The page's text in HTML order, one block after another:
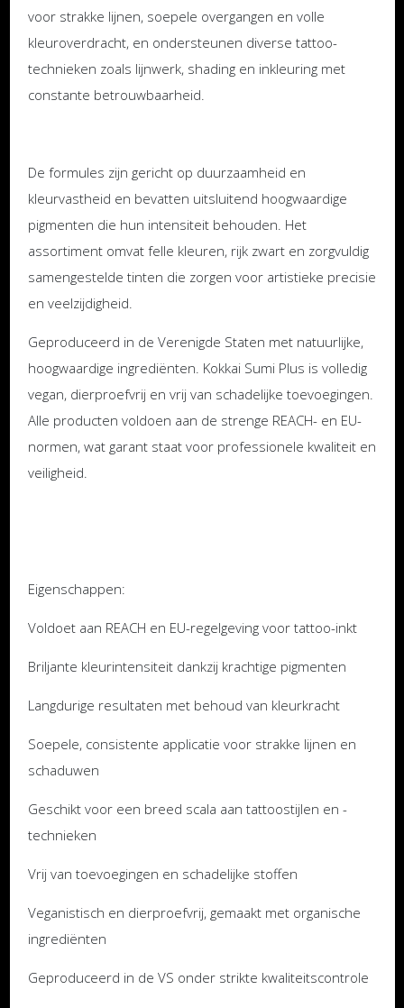
voor strakke lijnen, soepele overgangen en volle
kleuroverdracht, en ondersteunen diverse tattoo-
technieken zoals lijnwerk, shading en inkleuring met
constante betrouwbaarheid.
De formules zijn gericht op duurzaamheid en
kleurvastheid en bevatten uitsluitend hoogwaardige
pigmenten die hun intensiteit behouden. Het
assortiment omvat felle kleuren, rijk zwart en zorgvuldig
samengestelde tinten die zorgen voor artistieke precisie
en veelzijdigheid.
Geproduceerd in de Verenigde Staten met natuurlijke,
hoogwaardige ingrediënten. Kokkai Sumi Plus is volledig
vegan, dierproefvrij en vrij van schadelijke toevoegingen.
Alle producten voldoen aan de strenge REACH- en EU-
normen, wat garant staat voor professionele kwaliteit en
veiligheid.
Eigenschappen:
Voldoet aan REACH en EU-regelgeving voor tattoo-inkt
Briljante kleurintensiteit dankzij krachtige pigmenten
Langdurige resultaten met behoud van kleurkracht
Soepele, consistente applicatie voor strakke lijnen en
schaduwen
Geschikt voor een breed scala aan tattoostijlen en -
technieken
Vrij van toevoegingen en schadelijke stoffen
Veganistisch en dierproefvrij, gemaakt met organische
ingrediënten
Geproduceerd in de VS onder strikte kwaliteitscontrole